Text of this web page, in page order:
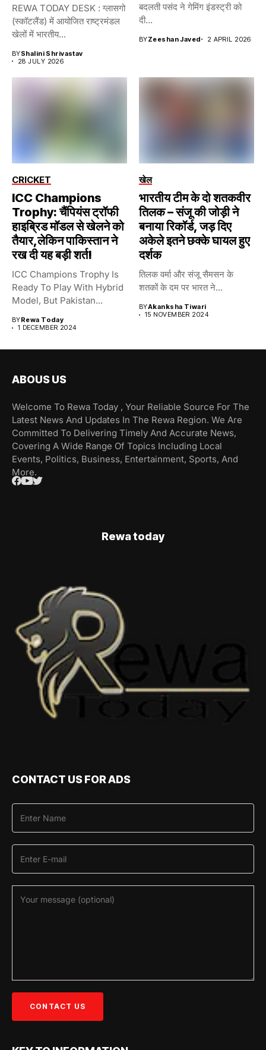
REWA TODAY DESK : ग्लासगो
(स्कॉटलैंड) में आयोजित राष्ट्रमंडल
खेलों में भारतीय...
BYShalini Shrivastav
28 JULY 2026
बदलती पसंद ने गेमिंग इंडस्ट्री को
दी...
BYZeeshan Javed 2 APRIL 2026
CRICKET
ICC Champions
Trophy: चैंपियंस ट्रॉफी
हाइब्रिड मॉडल से खेलने को
तैयार,लेकिन पाकिस्तान ने
रख दी यह बड़ी शर्त!
ICC Champions Trophy Is
Ready To Play With Hybrid
Model, But Pakistan...
BYRewa Today
1 DECEMBER 2024
खेल
भारतीय टीम के दो शतकवीर
तिलक – संजू की जोड़ी ने
बनाया रिकॉर्ड, जड़ दिए
अकेले इतने छक्के घायल हुए
दर्शक
तिलक वर्मा और संजू सैमसन के
शतकों के दम पर भारत ने...
BYAkanksha Tiwari
15 NOVEMBER 2024
ABOUS US
Welcome To Rewa Today , Your Reliable Source For The
Latest News And Updates In The Rewa Region. We Are
Committed To Delivering Timely And Accurate News,
Covering A Wide Range Of Topics Including Local
Events, Politics, Business, Entertainment, Sports, And
More.
Rewa today
CONTACT US FOR ADS